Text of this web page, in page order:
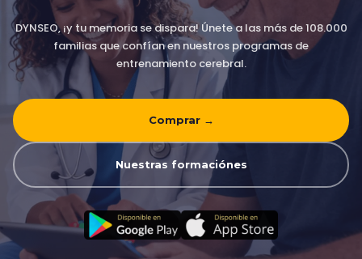
DYNSEO, ¡y tu memoria se dispara! Únete a las más de 108.000
familias que confían en nuestros programas de
entrenamiento cerebral.
Comprar →
Nuestras formaciónes